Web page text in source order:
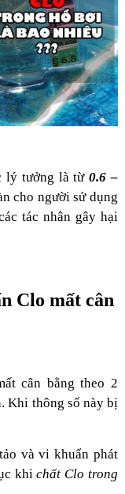
lý tưởng là từ0.6 –
cho người sử dụng
tác nhân gây hại
Clo mất cân
cân bằng theo 2
Khi thông số này bị
và vi khuẩn phát
khichất Clo trong